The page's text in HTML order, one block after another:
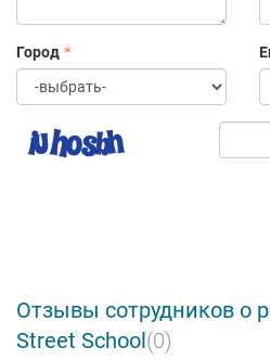
Город
Отзывы сотрудников о
Street School(0)